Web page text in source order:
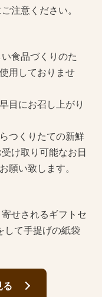
注意ください。
食品づくりのた
用しておりませ
目にお召し上がり
つくりたての新鮮
け取り可能なお日
願い致します。
せされるギフトセ
して手提げの紙袋
る